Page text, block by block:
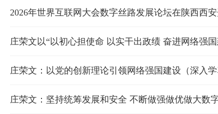
2026年世界互联网大会数字丝路发展论坛在陕西西
庄荣文以“以初心担使命 以实干出政绩 奋进网络强
庄荣文：坚持统筹发展和安全 不断做强做优做大数